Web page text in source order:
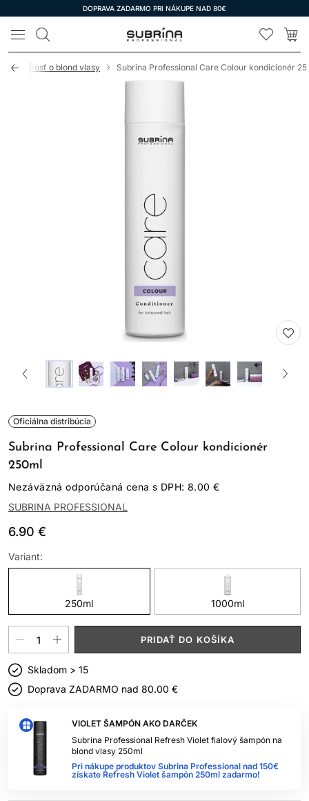
DOPRAVA ZADARMO PRI NÁKUPE NAD 80€
LOMAX
o blond vlasy Subrina Professional Care Colour kondicionér
Oficiálna distribúcia
Subrina Professional Care Colour kondicionér
250ml
Nezáväzná odporúčaná cena s DPH: 8.00 €
SUBRINA PROFESSIONAL
6.90 €
VIOLET ŠAMPÓN AKO DARČEK
Subrina Professional Refresh Violet fialový šampón na
blond vlasy 250ml
Pri nákupe produktov Subrina Professional nad 150€
získate Refresh Violet šampón 250ml zadarmo!
Variant:
250ml 1000ml
PRIDAŤ DO KOŠÍKA
Skladom > 15
Doprava ZADARMO nad 80.00 €